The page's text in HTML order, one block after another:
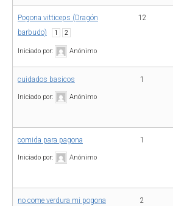
Pogona vitticeps (Dragón
barbudo)
1 2
Iniciado por: Anónimo
12
cuidados basicos
Iniciado por: Anónimo
1
comida para pagona
Iniciado por: Anónimo
1
no come verdura mi pogona 2